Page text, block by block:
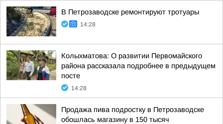
В Петрозаводске ремонтируют тротуары
14:28
Колыхматова: О развитии Первомайского
района рассказала подробнее в предыдущем
посте
14:28
Продажа пива подростку в Петрозаводске
обошлась магазину в 150 тысяч